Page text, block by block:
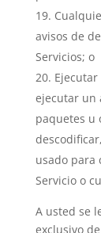
avisos de
Servicios; o
ejecutar un
paquetes u
usado para
Servicio o
A usted se
exclusivo